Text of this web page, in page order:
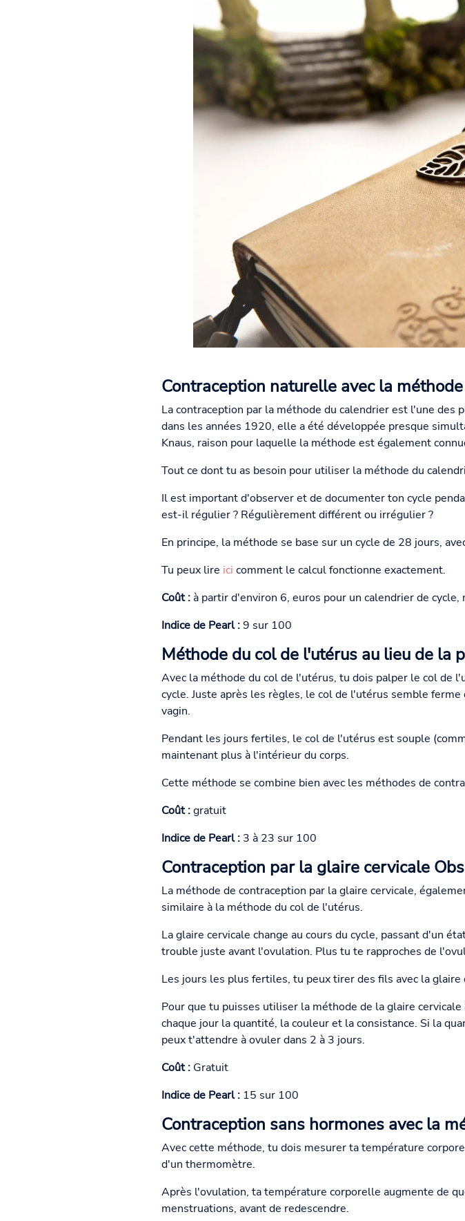
Contraception naturelle avec la
La contraception par la méthode du calendrier est l'une
dans les années 1920, elle a été développée presque
Knaus, raison pour laquelle la méthode est également
Tout ce dont tu as besoin pour utiliser la méthode du
Il est important d'observer et de documenter ton cycle
est-il régulier ? Régulièrement différent ou irrégulier ?
En principe, la méthode se base sur un cycle de 28 jours,
Tu peux lire ici comment le calcul fonctionne exactement.
Coût :à partir d'environ 6, euros pour un calendrier de
Indice de Pearl :9 sur 100
Méthode du col de l'utérus au lieu de la
Avec la méthode du col de l'utérus, tu dois palper le col de
cycle. Juste après les règles, le col de l'utérus semble
vagin.
Pendant les jours fertiles, le col de l'utérus est souple
maintenant plus à l'intérieur du corps.
Cette méthode se combine bien avec les méthodes de
Coût :gratuit
Indice de Pearl :3 à 23 sur 100
Contraception par la glaire cervicale
La méthode de contraception par la glaire cervicale,
similaire à la méthode du col de l'utérus.
La glaire cervicale change au cours du cycle, passant d'un
trouble juste avant l'ovulation. Plus tu te rapproches de
Les jours les plus fertiles, tu peux tirer des fils avec la
Pour que tu puisses utiliser la méthode de la glaire
chaque jour la quantité, la couleur et la consistance. Si la
peux t'attendre à ovuler dans 2 à 3 jours.
Coût :Gratuit
Indice de Pearl :15 sur 100
Contraception sans hormones avec la
Avec cette méthode, tu dois mesurer ta température
d'un thermomètre.
Après l'ovulation, ta température corporelle augmente de
menstruations, avant de redescendre.